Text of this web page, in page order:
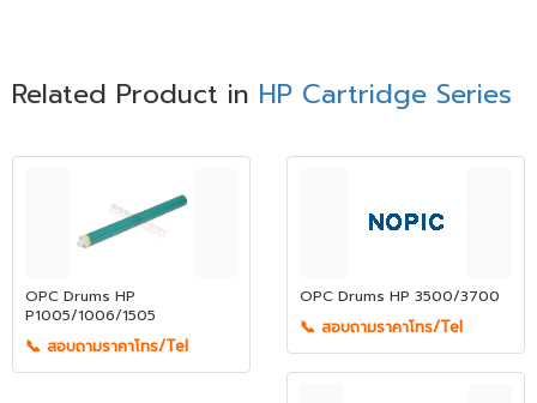
Related Product in HP Cartridge Series
OPC Drums HP
P1005/1006/1505
📞 สอบถามราคาโทร/Tel
OPC Drums HP 3500/3700
📞 สอบถามราคาโทร/Tel